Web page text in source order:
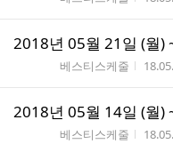
2018년 05월 21일 (월)
베스티스케줄 작성
2018년 05월 14일 (월)
베스티스케줄 작성